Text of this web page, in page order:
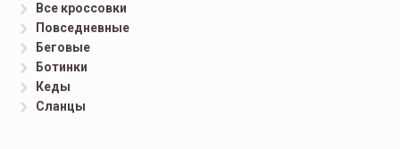
Все кроссовки
Повседневные
Беговые
Ботинки
Кеды
Сланцы